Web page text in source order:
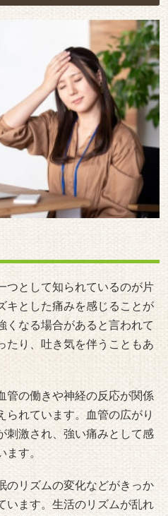
つとして知られているのが片
キとした痛みを感じることが
くなる場合があると言われて
たり、吐き気を伴うこともあ
管の働きや神経の反応が関係
られています。血管の広がり
刺激され、強い痛みとして感
ます。
のリズムの変化などがきっか
います。生活のリズムが乱れ